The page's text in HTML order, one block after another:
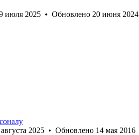
июля 2025 • Обновлено 20 июня 2024
2025 • Обновлено 14 мая 2016